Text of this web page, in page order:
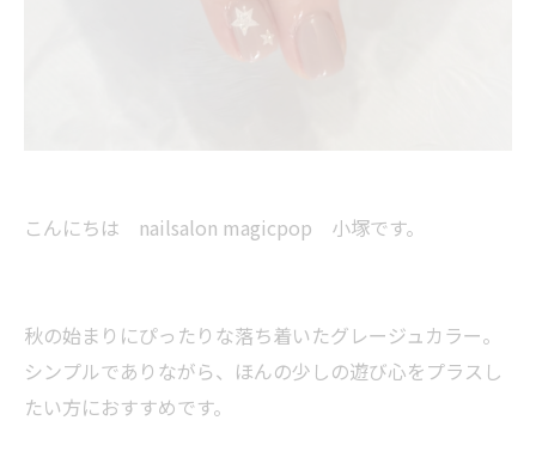
こんにちは nailsalon magicpop 小塚です。
秋の始まりにぴったりな落ち着いたグレージュカラー。
シンプルでありながら、ほんの少しの遊び心をプラスし
たい方におすすめです。